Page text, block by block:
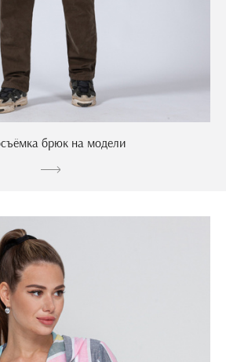
брюк на модели